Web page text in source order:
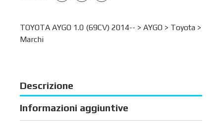
TOYOTA AYGO 1.0 (69CV) 2014-- > AYGO > Toyota >
Marchi
Descrizione
Informazioni aggiuntive